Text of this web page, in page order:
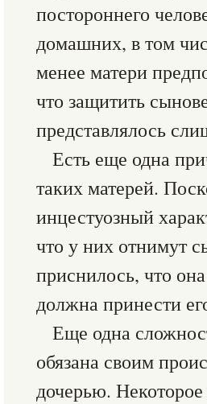
постороннего
домашних, в том
менее матери
что защитить
представлялось
Есть еще одна
таких матерей.
инцестуозный
что у них отнимут
приснилось, что
должна принести
Еще одна
обязана своим
дочерью.